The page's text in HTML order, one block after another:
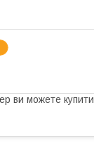
ви можете купити